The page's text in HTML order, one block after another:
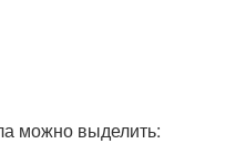
можно выделить: